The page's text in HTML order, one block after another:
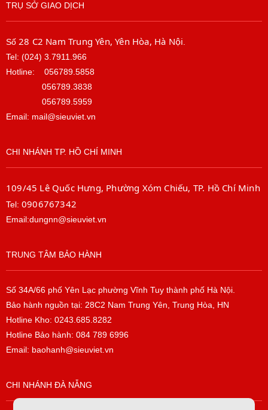
TRỤ SỞ GIAO DỊCH
Số 28 C2 Nam Trung Yên, Yên Hòa, Hà Nội
Tel: (024) 3.7911.966
Hotline: 056789.5858
056789.3838
056789.5959
Email: mail@sieuviet.vn
CHI NHÁNH TP. HỒ CHÍ MINH
109/45 Lê Quốc Hưng, Phường Xóm Chiếu, TP. Hồ Chí Minh
Tel: 0906767342
Email:dungnn@sieuviet.vn
TRUNG TÂM BẢO HÀNH
Số 34A/66 phố Yên Lạc phường Vĩnh Tuy thành phố Hà Nội.
Bảo hành nguồn tại: 28C2 Nam Trung Yên, Trung Hòa, HN
Hotline Kho: 0243.685.8282
Hotline Bảo hành: 084 789 6996
Email: baohanh@sieuviet.vn
CHI NHÁNH ĐÀ NẴNG